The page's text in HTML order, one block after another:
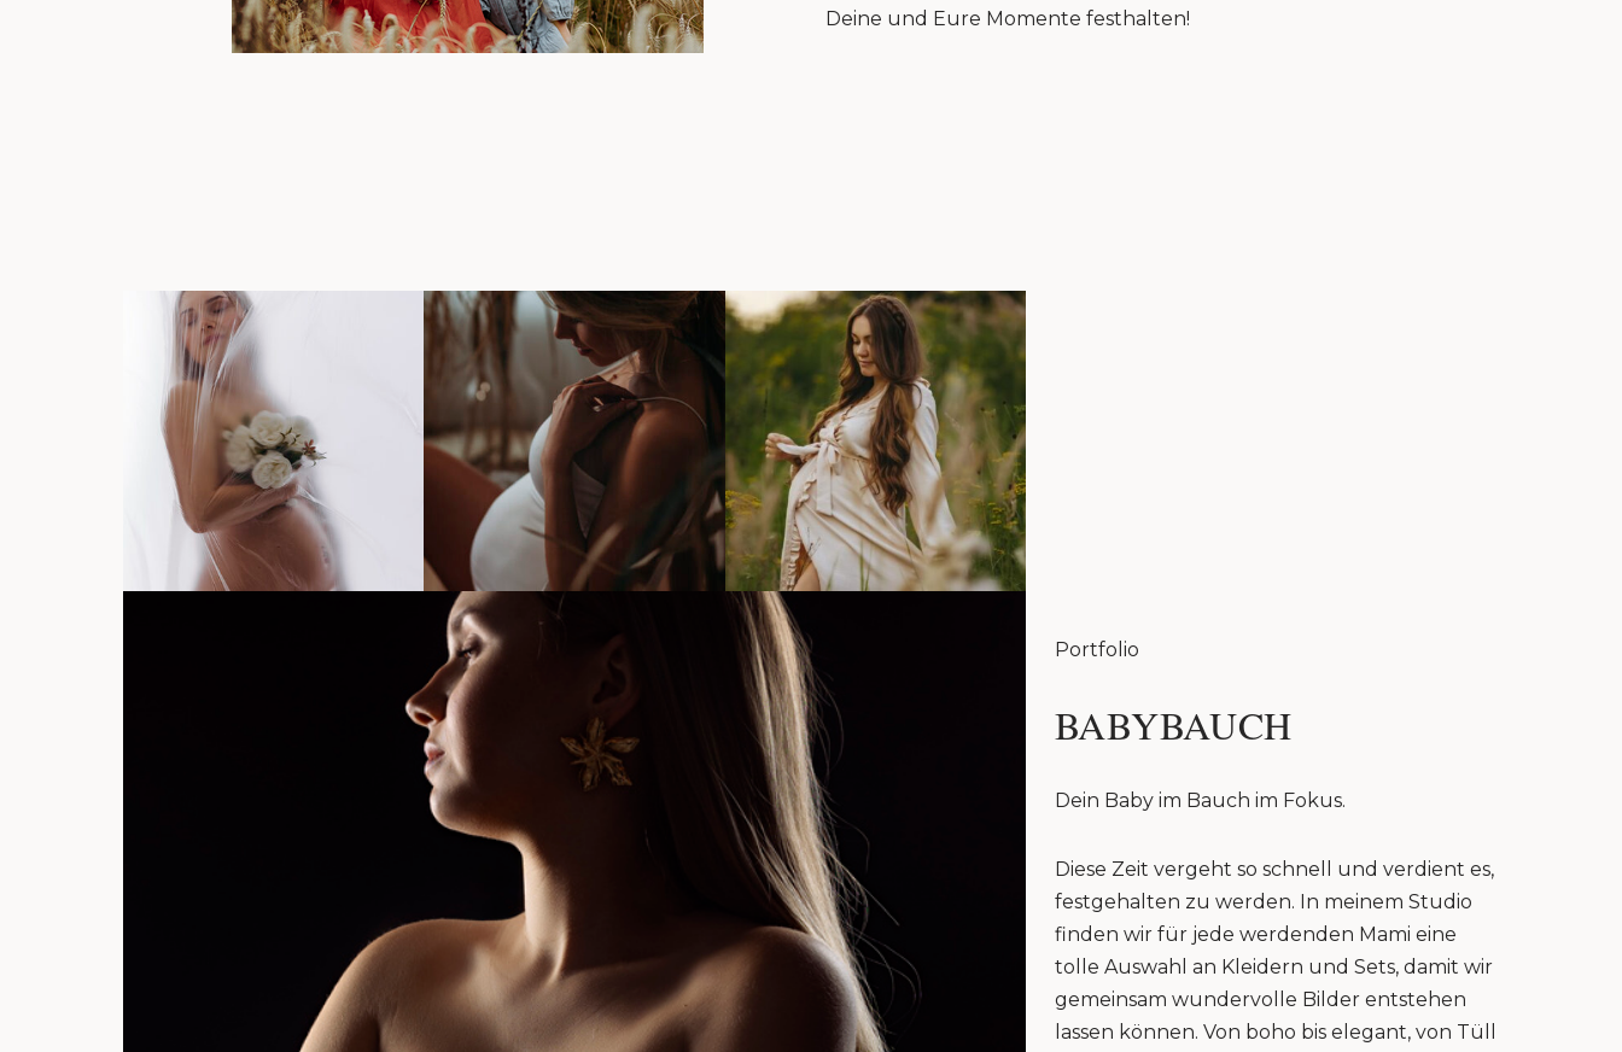
Deine und Eure Momente festhalten!
Portfolio
BABYBAUCH
Dein Baby im Bauch im Fokus.
Diese Zeit vergeht so schnell und verdient es,
festgehalten zu werden. In meinem Studio
finden wir für jede werdenden Mami eine
tolle Auswahl an Kleidern und Sets, damit wir
gemeinsam wundervolle Bilder entstehen
lassen können. Von boho bis elegant, von Tüll